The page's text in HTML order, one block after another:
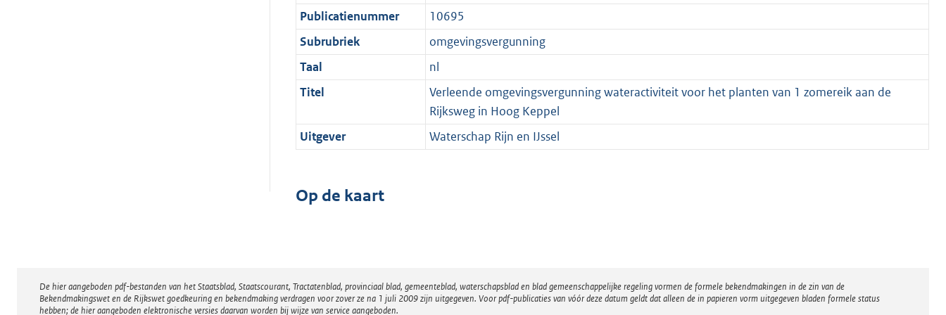
Publicatienummer
10695
Subrubriek
omgevingsvergunning
Taal
nl
Titel
Verleende omgevingsvergunning wateractiviteit voor het planten van 1 zomereik aan de
Rijksweg in Hoog Keppel
Uitgever
Waterschap Rijn en IJssel
Op de kaart
Disclaimer
De hier aangeboden pdf-bestanden van het Staatsblad, Staatscourant, Tractatenblad, provinciaal blad, gemeenteblad, waterschapsblad en blad gemeenschappelijke regeling vormen de formele bekendmakingen in de zin van de
Bekendmakingswet en de Rijkswet goedkeuring en bekendmaking verdragen voor zover ze na 1 juli 2009 zijn uitgegeven. Voor pdf-publicaties van vóór deze datum geldt dat alleen de in papieren vorm uitgegeven bladen formele status
hebben; de hier aangeboden elektronische versies daarvan worden bij wijze van service aangeboden.